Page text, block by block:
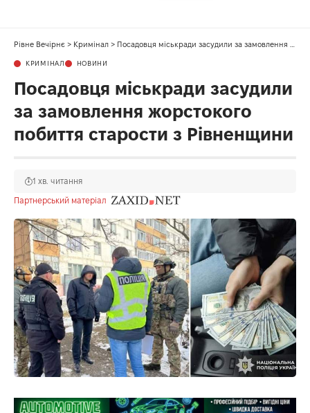
Рівне Вечірнє > Кримінал > Посадовця міськради засудили за замовлення жорстокого побиття старости з Рівненщини
КРИМІНАЛ НОВИНИ
Посадовця міськради засудили
за замовлення жорстокого
побиття старости з Рівненщини
Партнерський матеріал
1 хв. читання